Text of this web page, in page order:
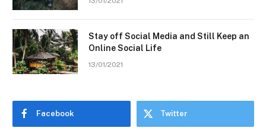
Stay off Social Media and Still Keep an
Online Social Life
13/01/2021
Facebook Twitter